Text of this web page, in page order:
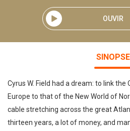
OUVIR
SINOPSE
Cyrus W. Field had a dream: to link the
Europe to that of the New World of
cable stretching across the great
thirteen years, a lot of money, and